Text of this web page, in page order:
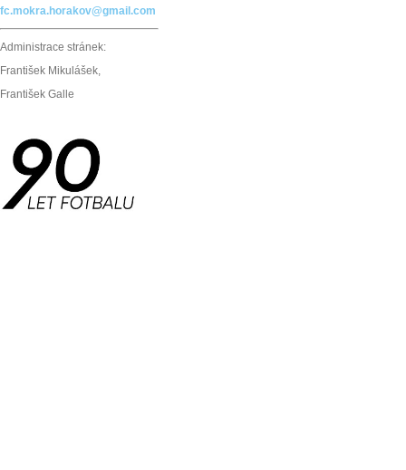
fc.mokra.horakov@gmail.com
Administrace stránek:
František Mikulášek,
František Galle